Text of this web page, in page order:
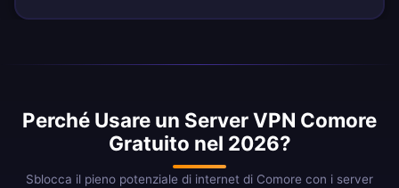
Perché Usare un Server VPN Comore
Gratuito nel 2026?
Sblocca il pieno potenziale di internet di Comore con i server